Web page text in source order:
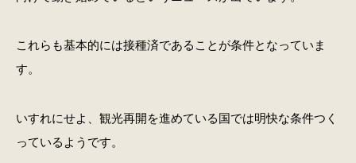
これらも基本的には接種済であることが条件となっていま
す。
いすれにせよ、観光再開を進めている国では明快な条件つく
っているようです。